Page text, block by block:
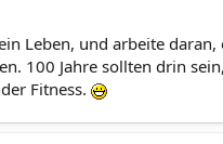
Leben, und arbeite
100 Jahre sollten drin
Fitness.